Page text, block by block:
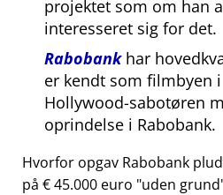
projektet som om han
interesseret sig for det.
Rabobankhar
er kendt som filmbyen
Hollywood-sabotøren
oprindelse i Rabobank.
Hvorfor opgav Rabobank
på € 45.000 euro uden grund